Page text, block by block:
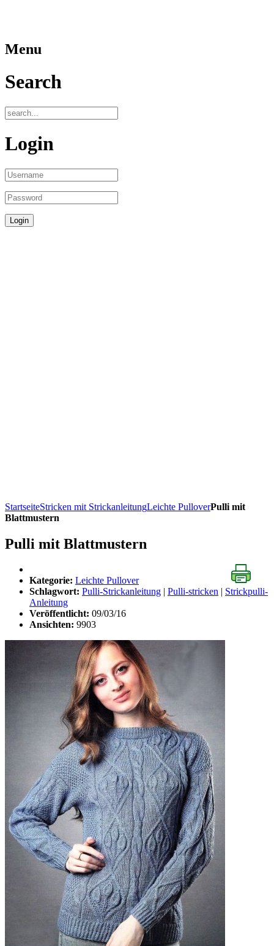
Menu
Search
Login
StartseiteStricken mit StrickanleitungLeichte PulloverPulli mit
Blattmustern
Pulli mit Blattmustern
Kategorie: Leichte Pullover
Schlagwort: Pulli-Strickanleitung Pulli-stricken
Strickpulli-
Anleitung
Veröffentlicht: 09/03/16
Ansichten: 9903